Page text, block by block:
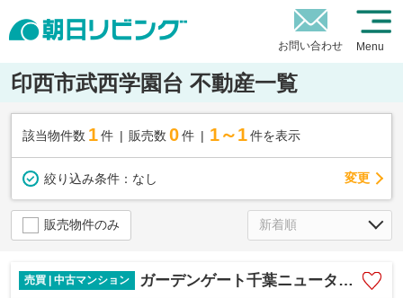
お問い合わせ Menu
印西市武西学園台 不動産一覧
該当物件数 1件 販売数 0 件 1～1 件を表示
絞り込み条件： なし 変更
販売物件のみ
売買 | 中古マンション ガーデンゲート千葉ニュータウン中央